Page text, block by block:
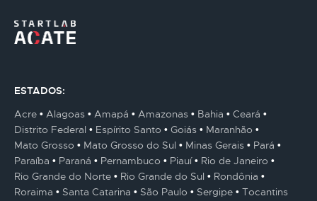
ESTADOS:
Acre
Alagoas Amapá Amazonas Bahia
Ceará
Distrito Federal
Espírito Santo Goiás
Maranhão
Mato Grosso
Mato Grosso do Sul Minas Gerais
Pará
Paraíba
Paraná Pernambuco Piauí
Rio de Janeiro
Rio Grande do Norte
Rio Grande do Sul
Rondônia
Roraima
Santa Catarina São Paulo Sergipe Tocantins